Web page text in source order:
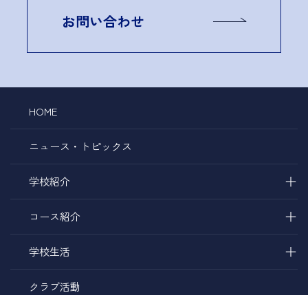
お問い合わせ
HOME
ニュース・トピックス
学校紹介 ＋
コース紹介 ＋
学校生活 ＋
クラブ活動